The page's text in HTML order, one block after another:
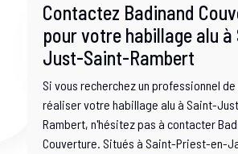
Contactez Badinand
pour votre habillage alu à
Just-Saint-Rambert
Si vous recherchez un professionnel
réaliser votre habillage alu à Saint-
Rambert, n'hésitez pas à contacter
Couverture. Situés à Saint-Priest-en-